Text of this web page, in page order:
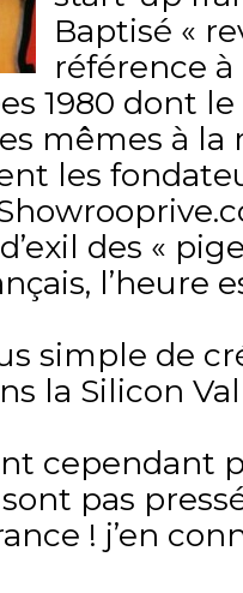
Baptisé «
référence
1980 dont
mêmes à la
les
des «
l’heure
simple de
la Silicon
cependant
pas
! j’en